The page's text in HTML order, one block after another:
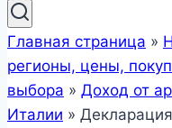
Главная страница »
регионы, цены,
выбора » Доход от
Италии »